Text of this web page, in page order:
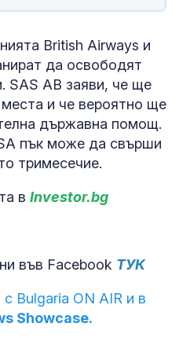
British Airways и
да освободят
SAS AB заяви, че ще
и че вероятно ще
държавна помощ.
пък може да свърши
тримесечие.
в Investor.bg
във Facebook ТУК
Bulgaria ON AIR и в
Showcase.